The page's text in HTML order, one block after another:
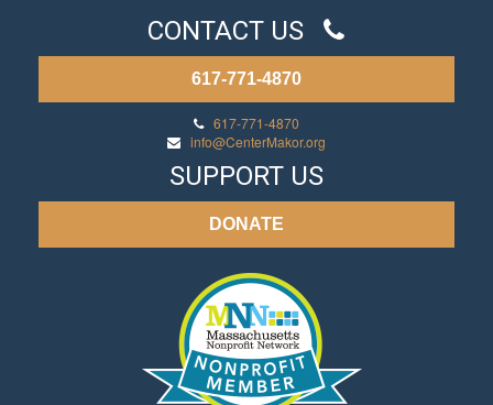
CONTACT US
617-771-4870
617-771-4870
info@CenterMakor.org
SUPPORT US
DONATE